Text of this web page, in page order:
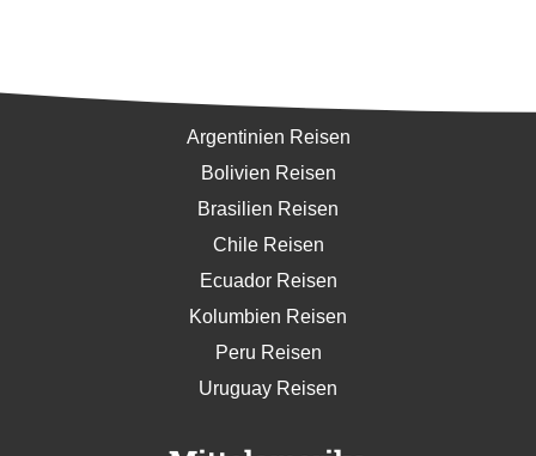
Argentinien Reisen
Bolivien Reisen
Brasilien Reisen
Chile Reisen
Ecuador Reisen
Kolumbien Reisen
Peru Reisen
Uruguay Reisen